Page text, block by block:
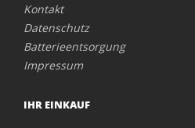
Kontakt
Datenschutz
Batterieentsorgung
Impressum
IHR EINKAUF